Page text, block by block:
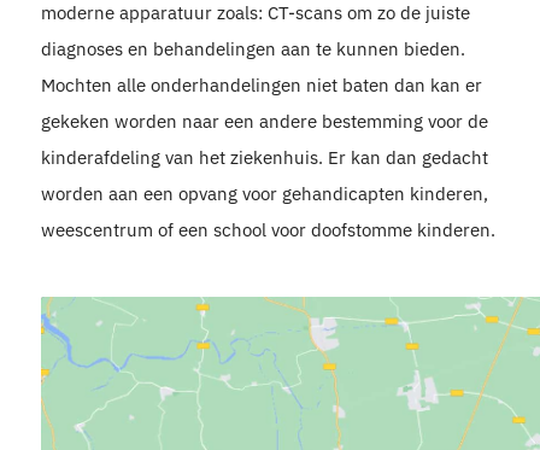
moderne apparatuur zoals: CT-scans om zo de juiste
diagnoses en behandelingen aan te kunnen bieden.
Mochten alle onderhandelingen niet baten dan kan er
gekeken worden naar een andere bestemming voor de
kinderafdeling van het ziekenhuis. Er kan dan gedacht
worden aan een opvang voor gehandicapten kinderen,
weescentrum of een school voor doofstomme kinderen.